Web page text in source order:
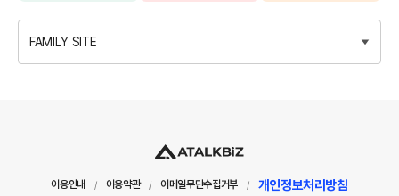
FAMILY SITE
이용안내 / 이용약관 / 이메일무단수집거부 / 개인정보처리방침